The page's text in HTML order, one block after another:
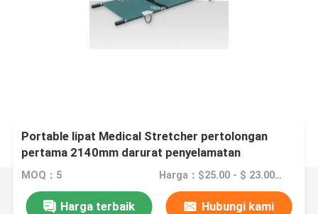
Portable lipat Medical Stretcher pertolongan
pertama 2140mm darurat penyelamatan
MOQ：5 Harga：$25.00 - $ 23.00 /Pieces 1-29 Pieces
Harga terbaik Hubungi kami